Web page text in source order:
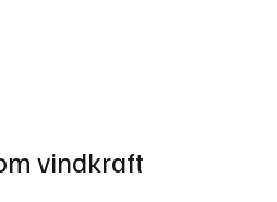
vindkraft